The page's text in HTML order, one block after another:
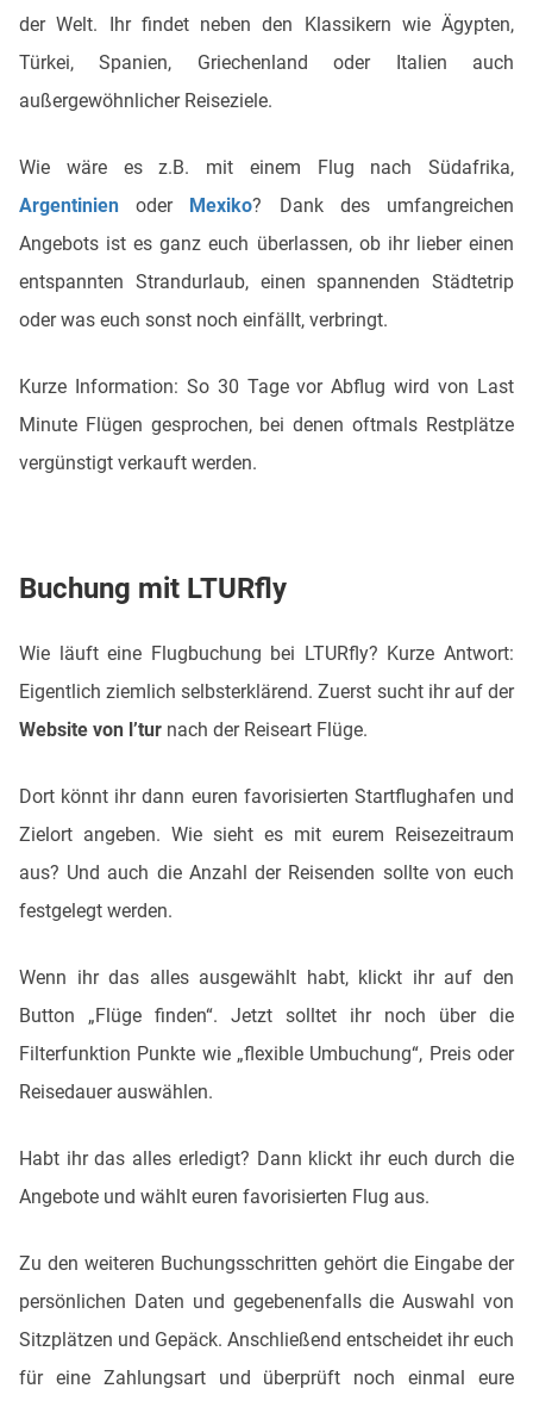
der Welt. Ihr findet neben den Klassikern wie Ägypten,
Türkei, Spanien, Griechenland oder Italien auch
außergewöhnlicher Reiseziele.
Wie wäre es z.B. mit einem Flug nach Südafrika,
Argentinien oder Mexiko? Dank des umfangreichen
Angebots ist es ganz euch überlassen, ob ihr lieber einen
entspannten Strandurlaub, einen spannenden Städtetrip
oder was euch sonst noch einfällt, verbringt.
Kurze Information: So 30 Tage vor Abflug wird von Last
Minute Flügen gesprochen, bei denen oftmals Restplätze
vergünstigt verkauft werden.
Buchung mit LTURfly
Wie läuft eine Flugbuchung bei LTURfly? Kurze Antwort:
Eigentlich ziemlich selbsterklärend. Zuerst sucht ihr auf der
Website von l’tur nach der Reiseart Flüge.
Dort könnt ihr dann euren favorisierten Startflughafen und
Zielort angeben. Wie sieht es mit eurem Reisezeitraum
aus? Und auch die Anzahl der Reisenden sollte von euch
festgelegt werden.
Wenn ihr das alles ausgewählt habt, klickt ihr auf den
Button „Flüge finden“. Jetzt solltet ihr noch über die
Filterfunktion Punkte wie „flexible Umbuchung“, Preis oder
Reisedauer auswählen.
Habt ihr das alles erledigt? Dann klickt ihr euch durch die
Angebote und wählt euren favorisierten Flug aus.
Zu den weiteren Buchungsschritten gehört die Eingabe der
persönlichen Daten und gegebenenfalls die Auswahl von
Sitzplätzen und Gepäck. Anschließend entscheidet ihr euch
für eine Zahlungsart und überprüft noch einmal eure